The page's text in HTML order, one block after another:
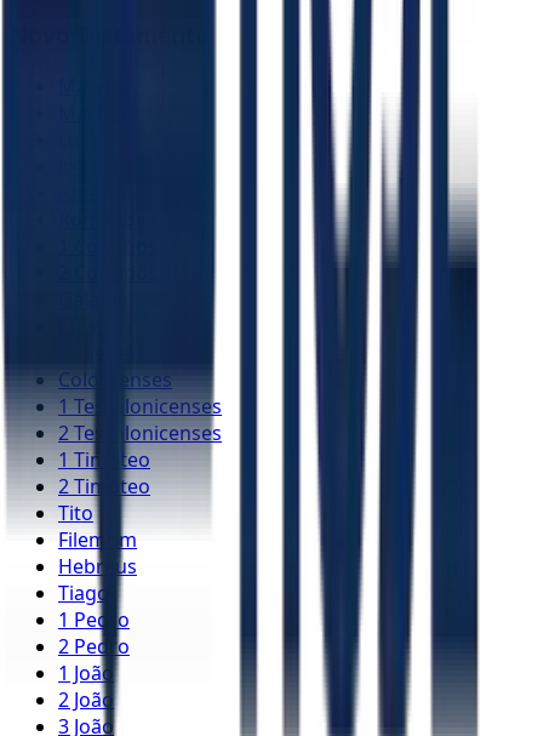
Colossenses
1 Tessalonicenses
2 Tessalonicenses
1 Timóteo
2 Timóteo
Tito
Filemom
Hebreus
Tiago
1 Pedro
2 Pedro
1 João
2 João
3 João